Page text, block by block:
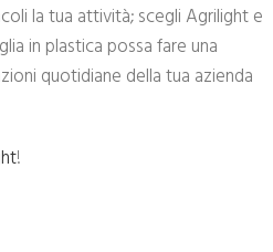
la tua attività; scegli Agrilight e
in plastica possa fare una
quotidiane della tua azienda
!